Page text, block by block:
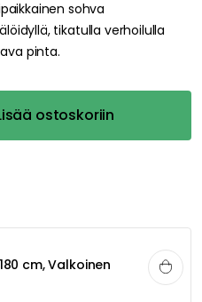
sohva
tikatulla verhoilulla
pinta.
ostoskoriin
cm, Valkoinen